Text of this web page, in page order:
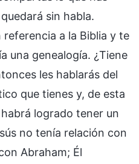
sin habla.
a la Biblia y te
una genealogía. ¿Tiene
les hablarás del
que tienes y, de esta
logrado tener un
no tenía relación con
Abraham; Él